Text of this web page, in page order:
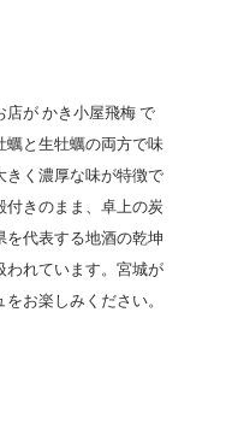
店が かき小屋飛梅 で
蠣と生牡蠣の両方で味
きく濃厚な味が特徴で
付きのまま、卓上の炭
を代表する地酒の乾坤
われています。宮城が
お楽しみください。